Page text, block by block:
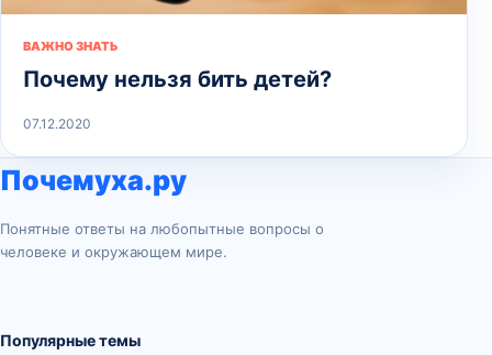
ВАЖНО ЗНАТЬ
Почему нельзя бить детей?
07.12.2020
Почемуха.ру
Понятные ответы на любопытные вопросы о
человеке и окружающем мире.
Популярные темы